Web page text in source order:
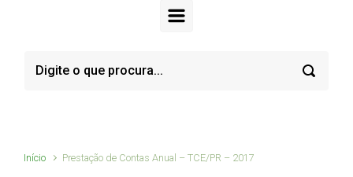
Início Prestação de Contas Anual – TCE/PR – 2017